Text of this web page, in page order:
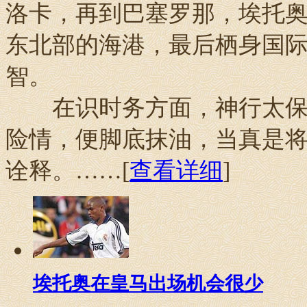
洛卡，再到巴塞罗那，埃托
东北部的海港，最后栖身国
智。
在识时务方面，神行太保
险情，便脚底抹油，当真是
诠释。……[查看详细]
埃托奥在皇马出场机会很少